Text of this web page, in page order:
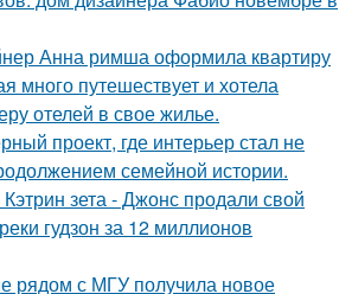
Анна римша оформила квартиру
много путешествует и хотела
отелей в свое жилье.
проект, где интерьер стал не
семейной истории.
зета - Джонс продали свой
гудзон за 12 миллионов
рядом с МГУ получила новое